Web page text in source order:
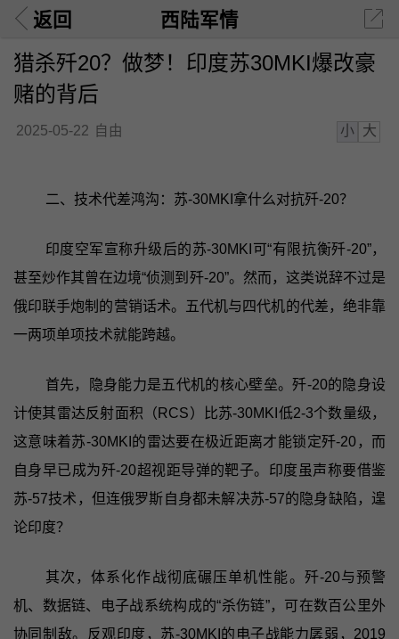
返回 西陆军情
猎杀歼20？做梦！印度苏30MKI爆改豪
赌的背后
2025-05-22 自由 小 大
二、技术代差鸿沟：苏-30MKI拿什么对抗歼-20？
印度空军宣称升级后的苏-30MKI可“有限抗衡歼-20”，
甚至炒作其曾在边境“侦测到歼-20”。然而，这类说辞不过是
俄印联手炮制的营销话术。五代机与四代机的代差，绝非靠
一两项单项技术就能跨越。
首先，隐身能力是五代机的核心壁垒。歼-20的隐身设
计使其雷达反射面积（RCS）比苏-30MKI低2-3个数量级，
这意味着苏-30MKI的雷达要在极近距离才能锁定歼-20，而
自身早已成为歼-20超视距导弹的靶子。印度虽声称要借鉴
苏-57技术，但连俄罗斯自身都未解决苏-57的隐身缺陷，遑
论印度？
其次，体系化作战彻底碾压单机性能。歼-20与预警
机、数据链、电子战系统构成的“杀伤链”，可在数百公里外
协同制敌。反观印度，苏-30MKI的电子战能力孱弱，2019